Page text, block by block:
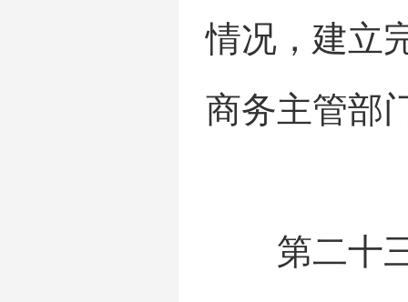
情况，建立
商务主管部
第二十三